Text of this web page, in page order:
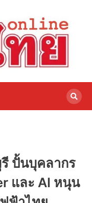
ปั้นบุคลากร
และ AI หนุน